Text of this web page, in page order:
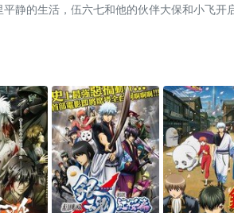
静的生活，伍六七和他的伙伴大保和小飞